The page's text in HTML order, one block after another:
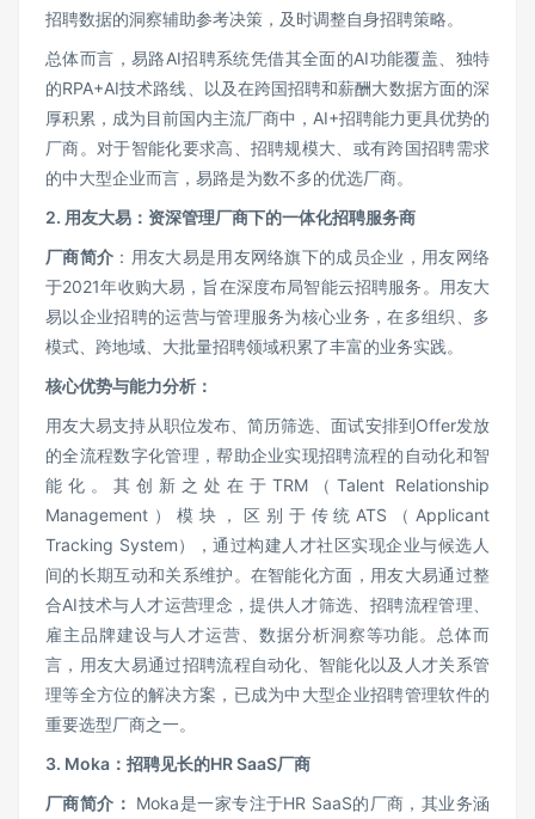
招聘数据的洞察辅助参考决策，及时调整自身招聘策略。
总体而言，易路AI招聘系统凭借其全面的AI功能覆盖、独特
的RPA+AI技术路线、以及在跨国招聘和薪酬大数据方面的深
厚积累，成为目前国内主流厂商中，AI+招聘能力更具优势的
厂商。对于智能化要求高、招聘规模大、或有跨国招聘需求
的中大型企业而言，易路是为数不多的优选厂商。
2. 用友大易：资深管理厂商下的一体化招聘服务商
厂商简介 ：用友大易是用友网络旗下的成员企业，用友网络
于2021年收购大易，旨在深度布局智能云招聘服务。用友大
易以企业招聘的运营与管理服务为核心业务，在多组织、多
模式、跨地域、大批量招聘领域积累了丰富的业务实践。
核心优势与能力分析：
用友大易支持从职位发布、简历筛选、面试安排到Offer发放
的全流程数字化管理，帮助企业实现招聘流程的自动化和智
能化。其创新之处在于TRM（Talent Relationship
Management）模块，区别于传统ATS（Applicant
Tracking System），通过构建人才社区实现企业与候选人
间的长期互动和关系维护。在智能化方面，用友大易通过整
合AI技术与人才运营理念，提供人才筛选、招聘流程管理、
雇主品牌建设与人才运营、数据分析洞察等功能。总体而
言，用友大易通过招聘流程自动化、智能化以及人才关系管
理等全方位的解决方案，已成为中大型企业招聘管理软件的
重要选型厂商之一。
3. Moka ：招聘见长的HR SaaS厂商
厂商简介： Moka是一家专注于HR SaaS的厂商，其业务涵